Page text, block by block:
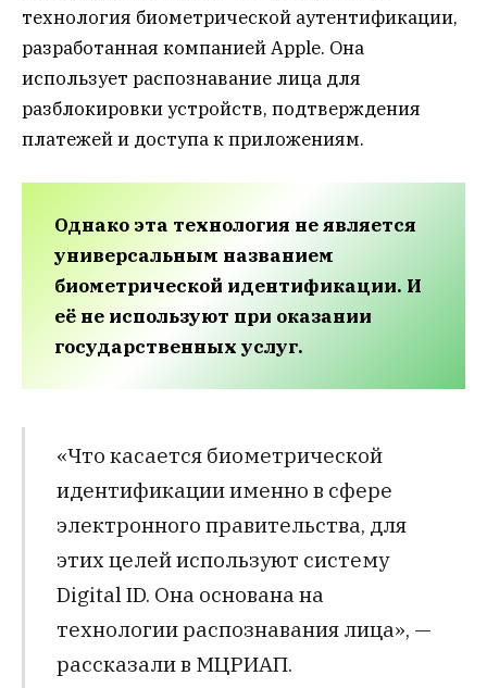
технология биометрической аутентификации,
разработанная компанией Apple. Она
использует распознавание лица для
разблокировки устройств, подтверждения
платежей и доступа к приложениям.
Однако эта технология не является
универсальным названием
биометрической идентификации. И
её не используют при оказании
государственных услуг.
«Что касается биометрической
идентификации именно в сфере
электронного правительства, для
этих целей используют систему
Digital ID. Она основана на
технологии распознавания лица», —
рассказали в МЦРИАП.